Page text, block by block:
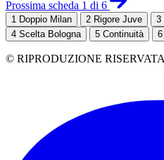
Prossima scheda 1 di 6
1 Doppio Milan 2 Rigore Juve 3
4 Scelta Bologna 5 Continuità 6
© RIPRODUZIONE